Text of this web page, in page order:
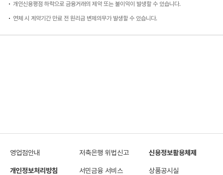
개인신용평점 하락으로 금융거래의 제약 또는 불이익이 발생할 수 있습니다.
연체 시 계약기간 만료 전 원리금 변제의무가 발생할 수 있습니다.
영업점안내 저축은행 위법신고 신용정보활용체제
개인정보처리방침 서민금융 서비스 상품공시실